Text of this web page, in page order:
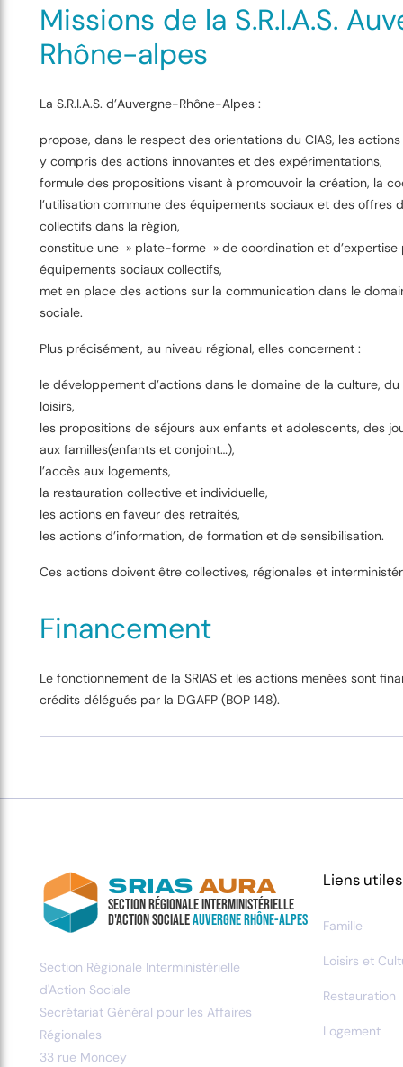
Missions de la S.R.I.A.S.
Rhône-alpes
La S.R.I.A.S. d’Auvergne-Rhône-Alpes :
propose, dans le respect des orientations du CIAS, les
y compris des actions innovantes et des expérimentations,
formule des propositions visant à promouvoir la création, la
l’utilisation commune des équipements sociaux et des offres
collectifs dans la région,
constitue une » plate-forme » de coordination et d’expertise
équipements sociaux collectifs,
met en place des actions sur la communication dans le
sociale.
Plus précisément, au niveau régional, elles concernent :
le développement d’actions dans le domaine de la culture,
loisirs,
les propositions de séjours aux enfants et adolescents, des
aux familles(enfants et conjoint…),
l’accès aux logements,
la restauration collective et individuelle,
les actions en faveur des retraités,
les actions d’information, de formation et de sensibilisation.
Ces actions doivent être collectives, régionales et
Financement
Le fonctionnement de la SRIAS et les actions menées sont
crédits délégués par la DGAFP (BOP 148).
SRIAS AURA
Section Régionale Interministérielle
d'Action SocialeAuvergne Rhône-Alpes
Section Régionale Interministérielle
d'Action Sociale
Secrétariat Général pour les Affaires
Régionales
33 rue Moncey
Liens utiles
Famille
Loisirs et
Restauration
Logement